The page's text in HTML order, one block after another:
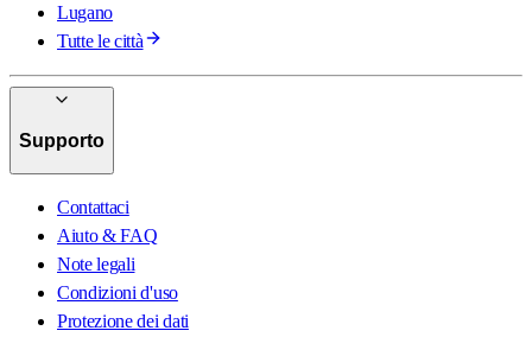
Lugano
Tutte le città
Supporto
Contattaci
Aiuto & FAQ
Note legali
Condizioni d'uso
Protezione dei dati